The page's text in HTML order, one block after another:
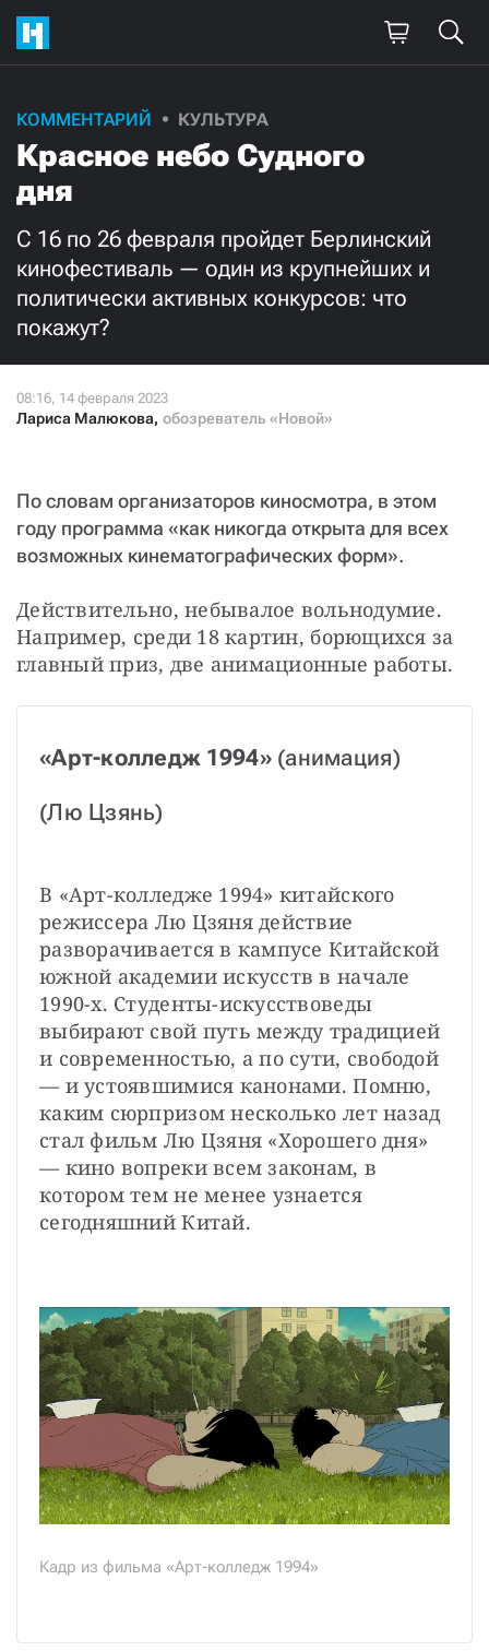
КОММЕНТАРИЙ КУЛЬТУРА
Красное небо Судного
дня
С 16 по 26 февраля пройдет Берлинский
кинофестиваль — один из крупнейших и
политически активных конкурсов: что
покажут?
Лариса Малюкова, обозреватель «Новой»
По словам организаторов киносмотра, в этом
году программа «как никогда открыта для всех
возможных кинематографических форм».
Действительно, небывалое вольнодумие.
Например, среди 18 картин, борющихся за
главный приз, две анимационные работы.
«Арт-колледж 1994» (анимация)
(Лю Цзянь)
В «Арт-колледже 1994» китайского
режиссера Лю Цзяня действие
разворачивается в кампусе Китайской
южной академии искусств в начале
1990-х. Студенты-искусствоведы
выбирают свой путь между традицией
и современностью, а по сути, свободой
— и устоявшимися канонами. Помню,
каким сюрпризом несколько лет назад
стал фильм Лю Цзяня «Хорошего дня»
— кино вопреки всем законам, в
котором тем не менее узнается
сегодняшний Китай.
Кадр из фильма «Арт-колледж 1994»
Поддержите
нашу работу!
3000 1000
ПОДЕЛИТЬСЯ С ДРУЗЬЯМИ
Если у вас есть вопросы, пишите donate@novayagazeta.ru
+7 (929) 612-03-68